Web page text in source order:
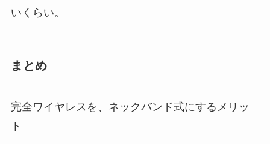
いくらい。
まとめ
完全ワイヤレスを、ネックバンド式にするメリッ
ト